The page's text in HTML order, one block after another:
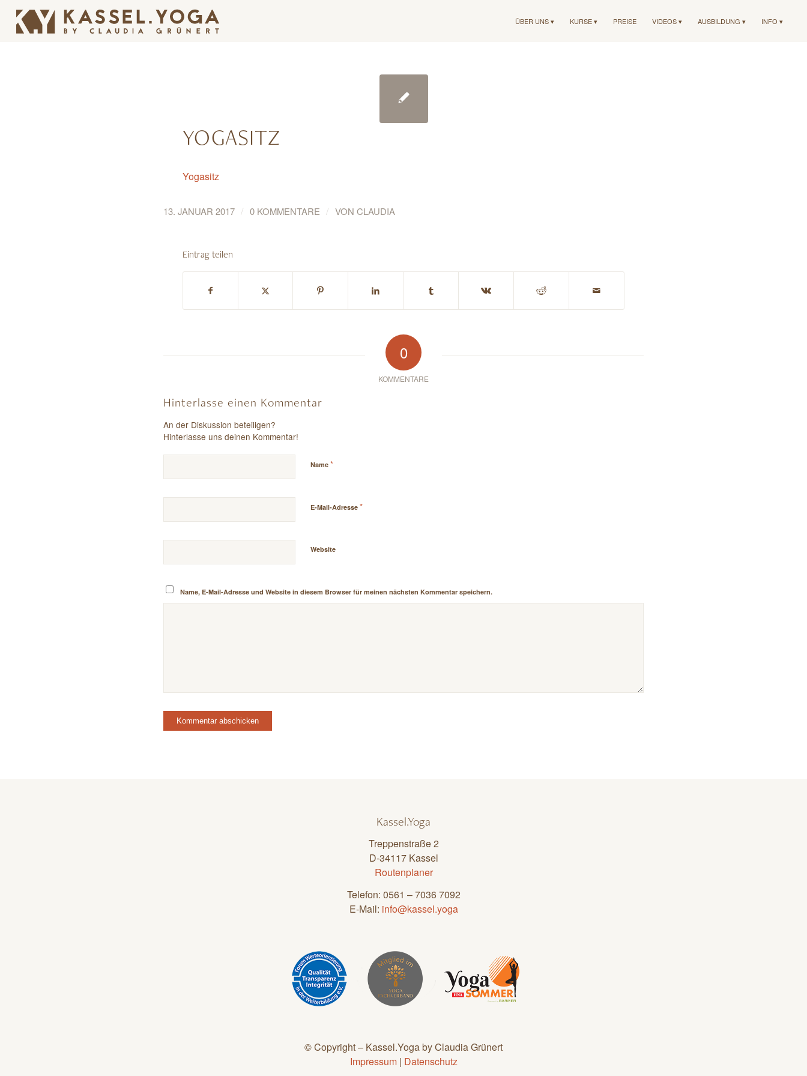
ÜBER UNS ▾ KURSE ▾ PREISE VIDEOS ▾ AUSBILDUNG ▾ INFO ▾
YOGASITZ
Yogasitz
13. JANUAR 2017 / 0 KOMMENTARE / VON CLAUDIA
Eintrag teilen
0
KOMMENTARE
Hinterlasse einen Kommentar
An der Diskussion beteiligen?
Hinterlasse uns deinen Kommentar!
Name *
E-Mail-Adresse *
Website
Name, E-Mail-Adresse und Website in diesem Browser für meinen nächsten Kommentar speichern.
Kassel.Yoga
Treppenstraße 2
D-34117 Kassel
Routenplaner
Telefon: 0561 – 7036 7092
E-Mail: info@kassel.yoga
© Copyright – Kassel.Yoga by Claudia Grünert
Impressum| Datenschutz